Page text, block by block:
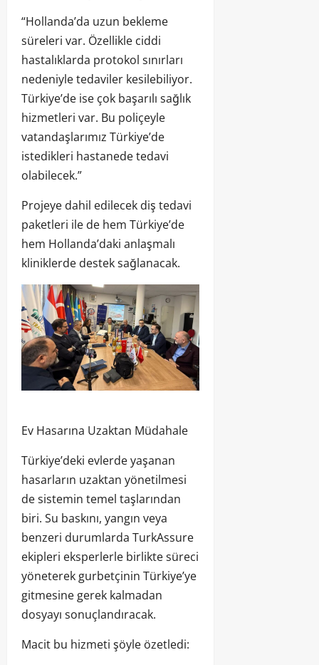
“Hollanda’da uzun bekleme
süreleri var. Özellikle ciddi
hastalıklarda protokol sınırları
nedeniyle tedaviler kesilebiliyor.
Türkiye’de ise çok başarılı sağlık
hizmetleri var. Bu poliçeyle
vatandaşlarımız Türkiye’de
istedikleri hastanede tedavi
olabilecek.”
Projeye dahil edilecek diş tedavi
paketleri ile de hem Türkiye’de
hem Hollanda’daki anlaşmalı
kliniklerde destek sağlanacak.
Ev Hasarına Uzaktan Müdahale
Türkiye’deki evlerde yaşanan
hasarların uzaktan yönetilmesi
de sistemin temel taşlarından
biri. Su baskını, yangın veya
benzeri durumlarda TurkAssure
ekipleri eksperlerle birlikte süreci
yöneterek gurbetçinin Türkiye’ye
gitmesine gerek kalmadan
dosyayı sonuçlandıracak.
Macit bu hizmeti şöyle özetledi: